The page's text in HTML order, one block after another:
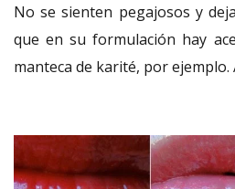
No se sienten pegajosos y
que en su formulación hay
manteca de karité, por ejemplo.